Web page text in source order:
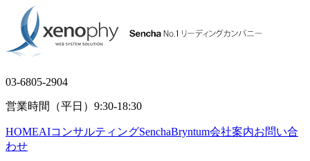
03-6805-2904
営業時間（平日）9:30-18:30
HOMEAIコンサルティングSenchaBryntum会社案内お問い合
わせ